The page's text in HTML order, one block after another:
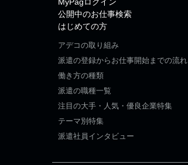
公開中のお仕事検索
はじめての方
アデコの取り組み
派遣の登録からお仕事開始までの流れ
働き方の種類
派遣の職種一覧
注目の大手・人気・優良企業特集
テーマ別特集
派遣社員インタビュー